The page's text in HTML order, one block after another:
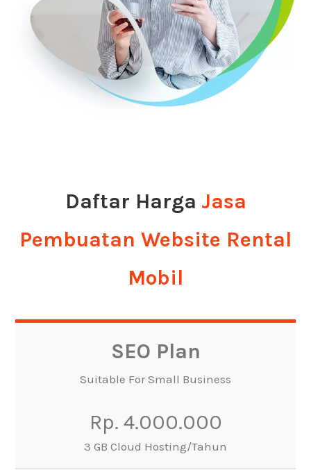
Daftar Harga Jasa
Pembuatan Website Rental
Mobil
SEO Plan
Suitable For Small Business
Rp. 4.000.000
3 GB Cloud Hosting/Tahun